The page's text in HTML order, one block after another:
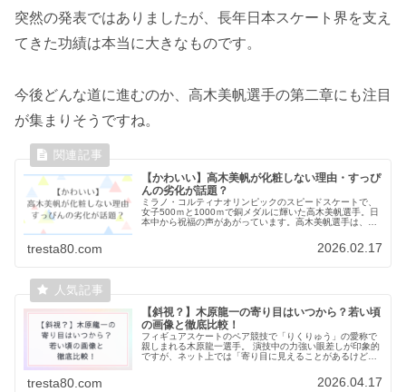
突然の発表ではありましたが、長年日本スケート界を支え
てきた功績は本当に大きなものです。
今後どんな道に進むのか、高木美帆選手の第二章にも注目
が集まりそうですね。
【かわいい】高木美帆が化粧しない理由・すっぴ
んの劣化が話題？
ミラノ・コルティナオリンピックのスピードスケートで、
女子500ｍと1000ｍで銅メダルに輝いた高木美帆選手。日
本中から祝福の声があがっています。高木美帆選手は、姉
tresta80.com 2026.02.17
【斜視？】木原龍一の寄り目はいつから？若い頃
の画像と徹底比較！
フィギュアスケートのペア競技で「りくりゅう」の愛称で
親しまれる木原龍一選手。 演技中の力強い眼差しが印象的
ですが、ネット上では「寄り目に見えることがあるけど、
tresta80.com 2026.04.17